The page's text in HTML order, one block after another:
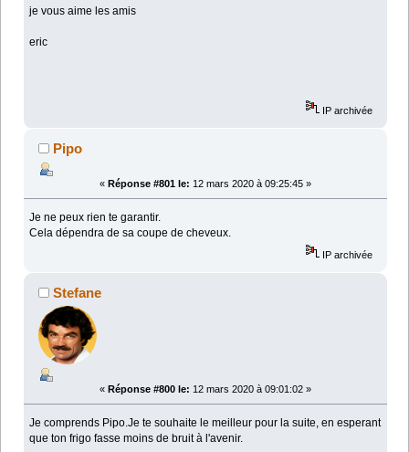
je vous aime les amis
eric
IP archivée
Pipo
« Réponse #801 le: 12 mars 2020 à 09:25:45 »
Je ne peux rien te garantir.
Cela dépendra de sa coupe de cheveux.
IP archivée
Stefane
« Réponse #800 le: 12 mars 2020 à 09:01:02 »
Je comprends Pipo.Je te souhaite le meilleur pour la suite, en esperant
que ton frigo fasse moins de bruit à l'avenir.